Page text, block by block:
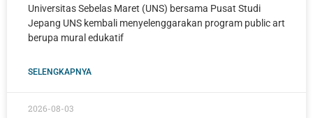
Universitas Sebelas Maret (UNS) bersama Pusat Studi
Jepang UNS kembali menyelenggarakan program public art
berupa mural edukatif
SELENGKAPNYA
2026-08-03